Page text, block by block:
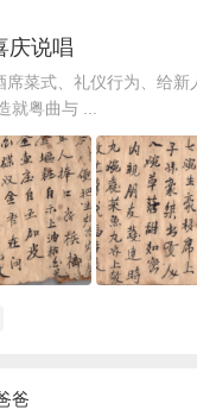
庆说唱
席菜式、礼仪行为、给
就粤曲与 ...
爸